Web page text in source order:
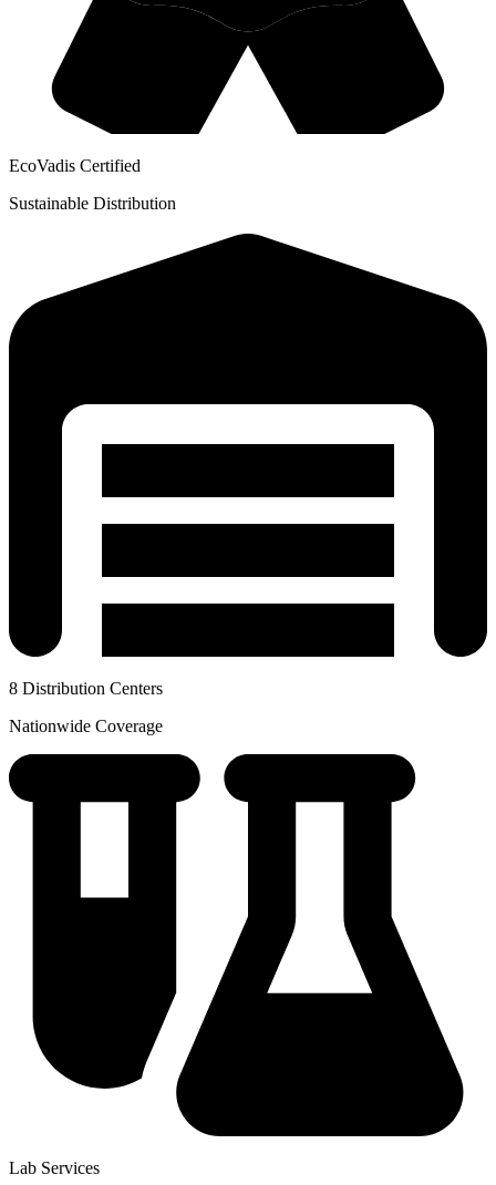
EcoVadis Certified
Sustainable Distribution
8 Distribution Centers
Nationwide Coverage
Lab Services